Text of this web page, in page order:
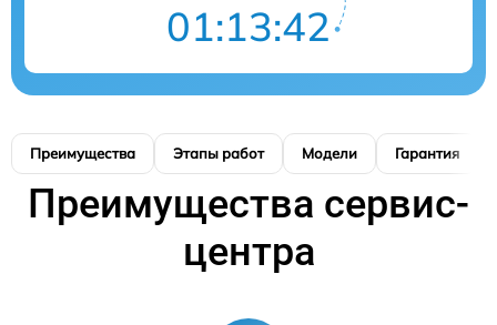
01:13:41
Преимущества Этапы работ Модели Гарантия
Преимущества сервис-
центра